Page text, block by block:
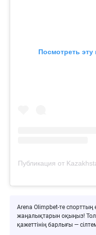
Посмотреть
Arena Olimpbet-те
жаңалықтарын оқыңыз!
қажеттінің барлығы —